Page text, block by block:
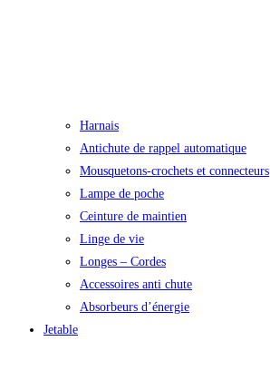
Harnais
Antichute de rappel automatique
Mousquetons-crochets et connecteurs
Lampe de poche
Ceinture de maintien
Linge de vie
Longes – Cordes
Accessoires anti chute
Absorbeurs d’énergie
Jetable